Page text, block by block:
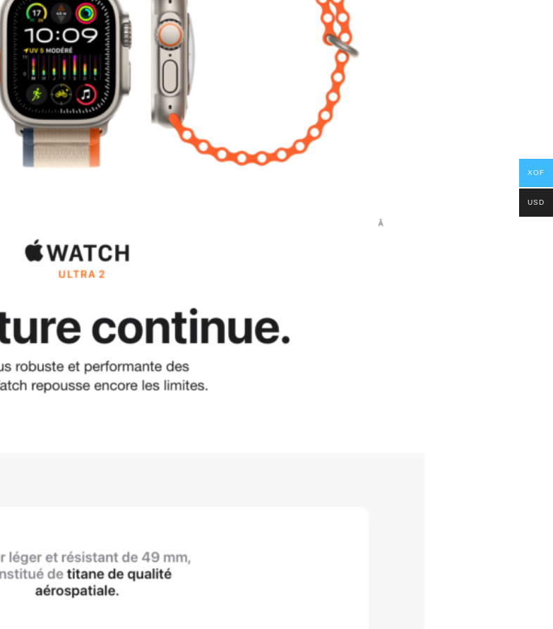
XOF
USD